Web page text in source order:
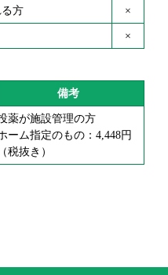
方 ×
×
備考
薬が施設管理の方
ーム指定のもの：4,448円
（税抜き）